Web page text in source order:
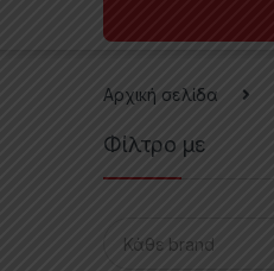
Αρχική σελίδα
Φίλτρο με
Κάθε brand